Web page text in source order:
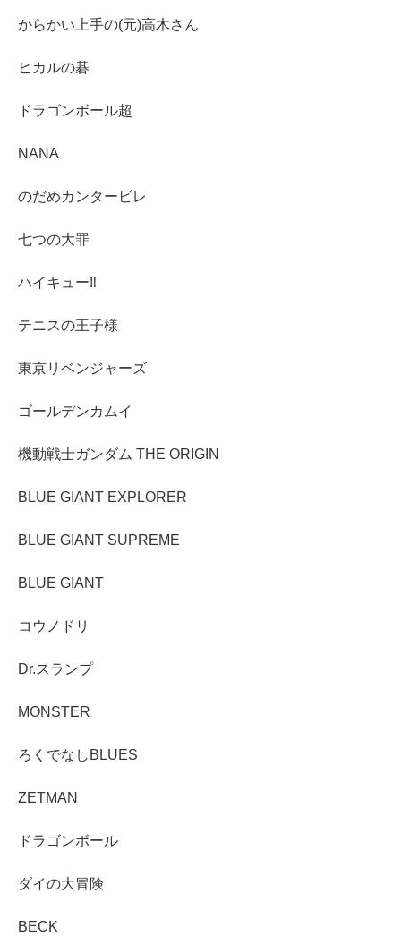
からかい上手の(元)高木さん
ヒカルの碁
ドラゴンボール超
NANA
のだめカンタービレ
七つの大罪
ハイキュー‼︎
テニスの王子様
東京リベンジャーズ
ゴールデンカムイ
機動戦士ガンダム THE ORIGIN
BLUE GIANT EXPLORER
BLUE GIANT SUPREME
BLUE GIANT
コウノドリ
Dr.スランプ
MONSTER
ろくでなしBLUES
ZETMAN
ドラゴンボール
ダイの大冒険
BECK